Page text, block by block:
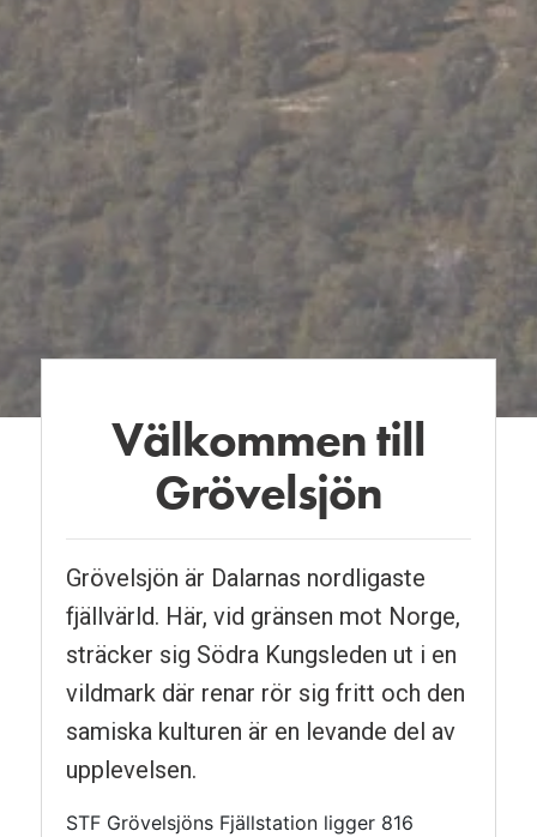
Välkommen till
Grövelsjön
Grövelsjön är Dalarnas nordligaste
fjäll­värld. Här, vid gränsen mot Norge,
sträcker sig Södra Kungsleden ut i en
vild­mark där renar rör sig fritt och den
samiska kulturen är en levande del av
upplevelsen.
STF Grövelsjöns Fjällstation ligger 816